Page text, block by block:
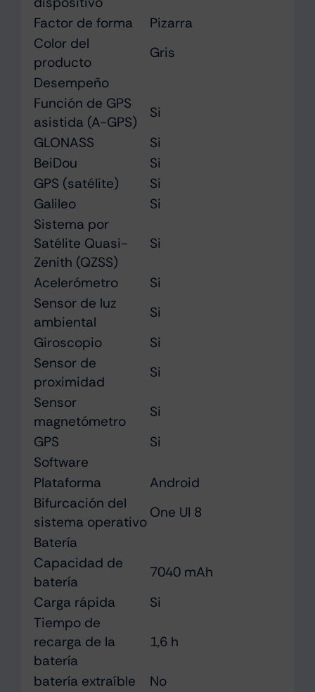
Factor de forma
Pizarra
Color del
producto
Gris
Desempeño
Función de GPS
asistida (A-GPS)
Si
GLONASS
Si
BeiDou
Si
GPS (satélite)
Si
Galileo
Si
Sistema por
Satélite Quasi-
Zenith (QZSS)
Si
Acelerómetro
Si
Sensor de luz
ambiental
Si
Giroscopio
Si
Sensor de
proximidad
Si
Sensor
magnetómetro
Si
GPS
Si
Software
Plataforma
Android
Bifurcación del
sistema operativo
One UI 8
Batería
Capacidad de
batería
7040 mAh
Carga rápida
Si
Tiempo de
recarga de la
batería
1,6 h
batería extraíble
No